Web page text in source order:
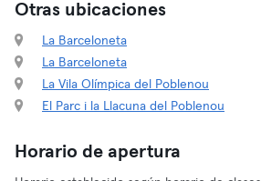
Otras ubicaciones
La Barceloneta
La Barceloneta
La Vila Olímpica del Poblenou
El Parc i la Llacuna del Poblenou
Horario de apertura